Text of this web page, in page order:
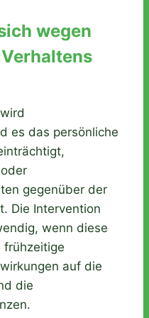
wegen
es das persönliche
gegenüber der
Die Intervention
wenn diese
frühzeitige
auf die
die